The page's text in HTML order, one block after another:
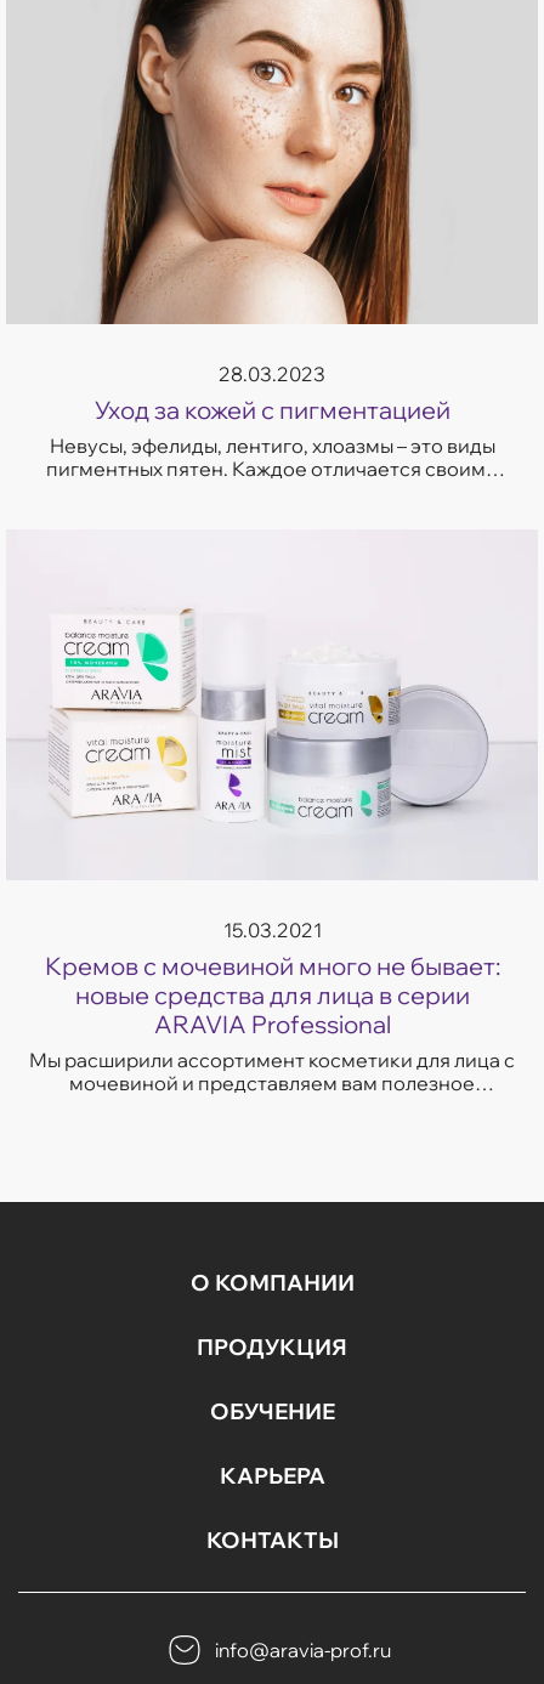
28.03.2023
Уход за кожей с пигментацией
Невусы, эфелиды, лентиго, хлоазмы – это виды
пигментных пятен. Каждое отличается своими
15.03.2021
Кремов с мочевиной много не бывает:
новые средства для лица в серии
ARAVIA Professional
Мы расширили ассортимент косметики для лица с
мочевиной и представляем вам полезное
О КОМПАНИИ
ПРОДУКЦИЯ
ОБУЧЕНИЕ
КАРЬЕРА
КОНТАКТЫ
info@aravia-prof.ru